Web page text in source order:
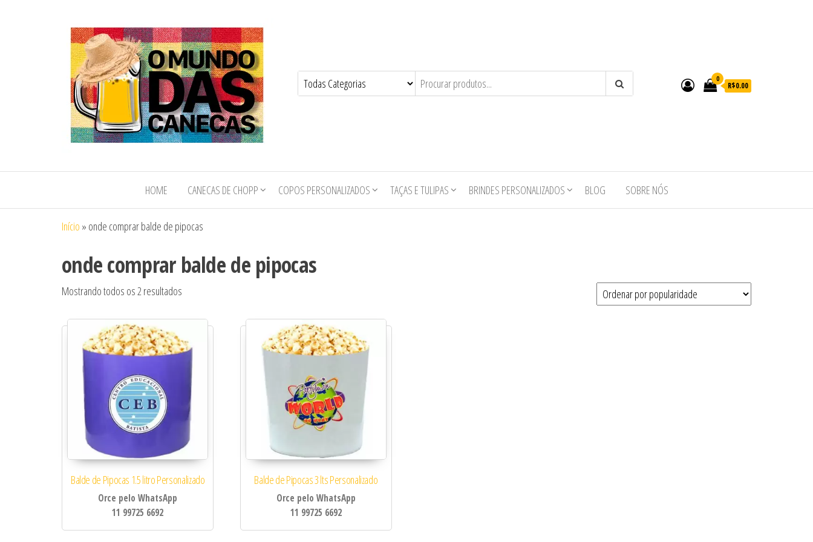
Personalizados
Canecas de
0
R$0.00
HOME CANECAS DE CHOPP COPOS PERSONALIZADOS TAÇAS E TULIPAS BRINDES PERSONALIZADOS BLOG SOBRE NÓS
Início » onde comprar balde de pipocas
onde comprar balde de pipocas
Mostrando todos os 2 resultados
Balde de Pipocas 1.5 litro Personalizado
Orce pelo WhatsApp
11 99725 6692
Balde de Pipocas 3 lts Personalizado
Orce pelo WhatsApp
11 99725 6692